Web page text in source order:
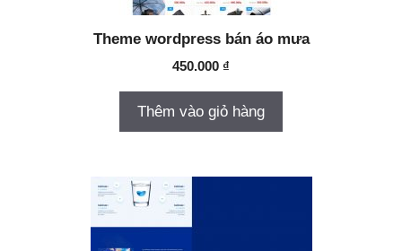
Theme wordpress bán áo mưa
450.000 ₫
Thêm vào giỏ hàng